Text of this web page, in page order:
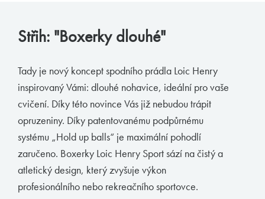
Střih: "Boxerky dlouhé"
Tady je nový koncept spodního prádla Loic Henry
inspirovaný Vámi: dlouhé nohavice, ideální pro vaše
cvičení. Díky této novince Vás již nebudou trápit
opruzeniny. Díky patentovanému podpůrnému
systému „Hold up balls“ je maximální pohodlí
zaručeno. Boxerky Loic Henry Sport sází na čistý a
atletický design, který zvyšuje výkon
profesionálního nebo rekreačního sportovce.
McAlson
HOM
Manstore
Tommy Hilfiger
Ralph Lauren
Ermenegildo Zegna
Diesel